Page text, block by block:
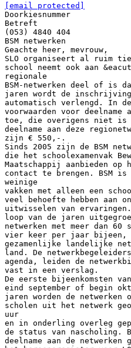
[email protected]
Doorkiesnummer
Betreft
(053) 4840 404
BSM netwerken
Geachte heer, mevrouw,
SLO organiseert al ruim
school neemt ook aan
regionale
BSM-netwerken deel of is
jaren wordt de
automatisch verlengd. In
voorwaarden voor deelname
toe, die overigens niet is
deelname aan deze
zijn € 550,-.
Sinds 2005 zijn de BSM
die het schoolexamenvak
Maatschappij aanbieden op
contact te brengen. BSM is
weinige
vakken met alleen een
veel behoefte hebben aan
uitwisselen van
loop van de jaren
netwerken met meer dan
vier keer per jaar bijeen,
gezamenlijke landelijke
land. De
agenda, leiden de
vast in een verslag.
De eerste bijeenkomsten
eind september of begin
jaren worden de netwerken
scholen uit het netwerk
uur
en in onderling overleg
de status van nascholing.
deelname aan de